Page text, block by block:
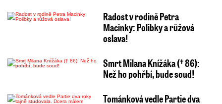
Radost v rodině Petra
Macinky: Polibky a růžová
oslava!
Smrt Milana Knížáka († 86):
Než ho pohřbí, bude soud!
Tománková vedle Partie dva